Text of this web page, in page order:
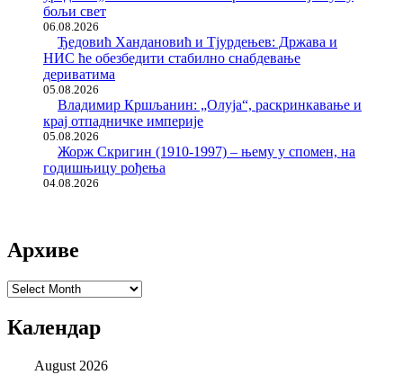
бољи свет
06.08.2026
Ђедовић Хандановић и Тјурдењев: Држава и
НИС ће обезбедити стабилно снабдевање
дериватима
05.08.2026
Владимир Кршљанин: „Олуја“, раскринкавање и
крај отпадничке империје
05.08.2026
Жорж Скригин (1910-1997) – њему у спомен, на
годишњицу рођења
04.08.2026
Архиве
Архиве
Календар
August 2026